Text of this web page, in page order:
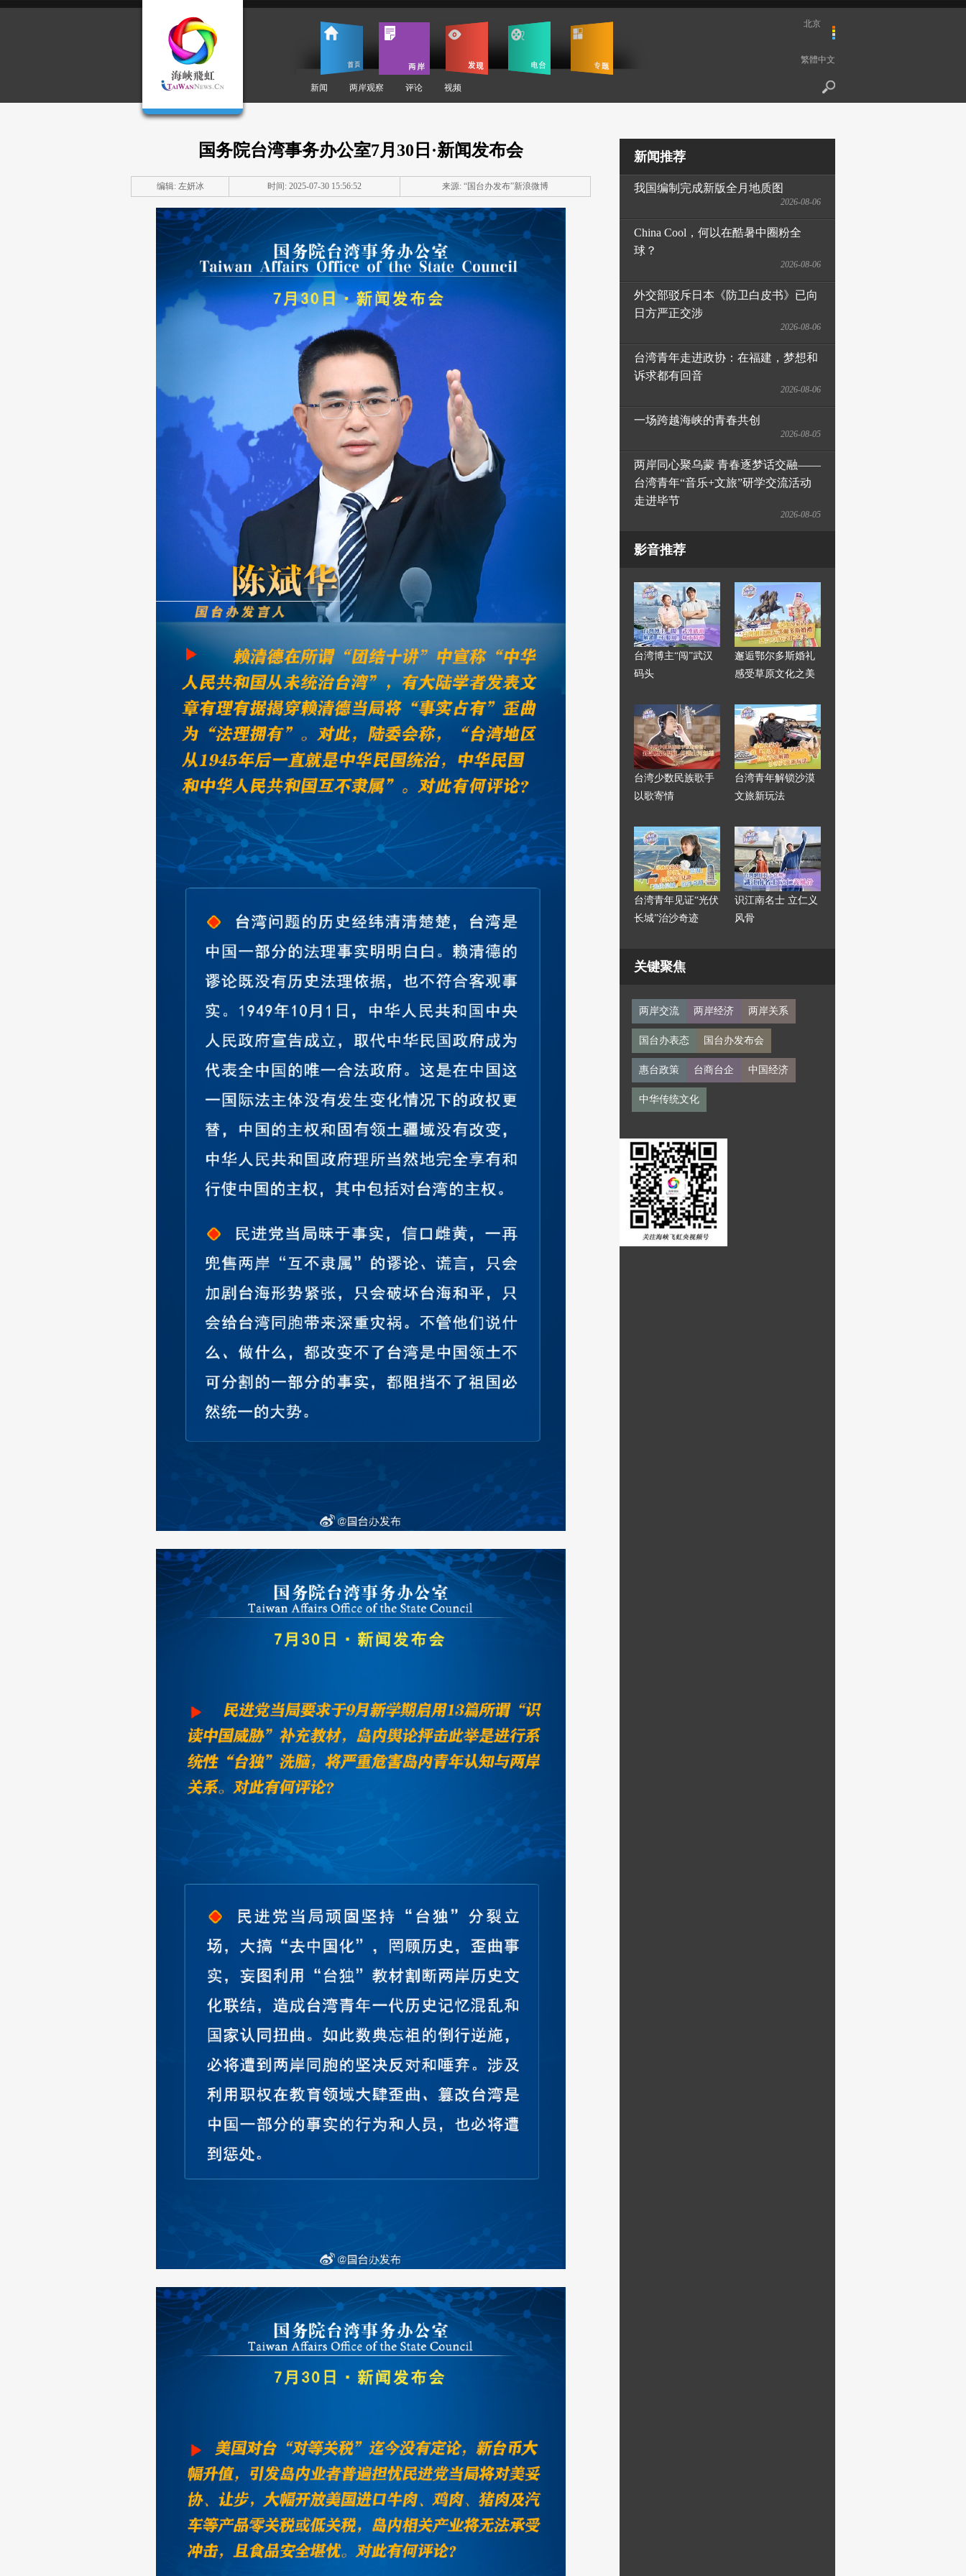
新闻 两岸观察 评论 视频
北京
繁體中文
国务院台湾事务办公室7月30日·新闻发布会
编辑: 左妍冰 时间: 2025-07-30 15:56:52 来源: “国台办发布”新浪微博
新闻推荐
我国编制完成新版全月地质图
2026-08-06
China Cool，何以在酷暑中圈粉全
球？
2026-08-06
外交部驳斥日本《防卫白皮书》已向
日方严正交涉
2026-08-06
台湾青年走进政协：在福建，梦想和
诉求都有回音
2026-08-06
一场跨越海峡的青春共创
2026-08-05
两岸同心聚乌蒙 青春逐梦话交融——
台湾青年“音乐+文旅”研学交流活动
走进毕节
2026-08-05
影音推荐
台湾博主“闯”武汉
码头
邂逅鄂尔多斯婚礼
感受草原文化之美
台湾少数民族歌手
以歌寄情
台湾青年解锁沙漠
文旅新玩法
台湾青年见证“光伏
长城”治沙奇迹
识江南名士 立仁义
风骨
关键聚焦
两岸交流 两岸经济 两岸关系
国台办表态 国台办发布会
惠台政策 台商台企 中国经济
中华传统文化